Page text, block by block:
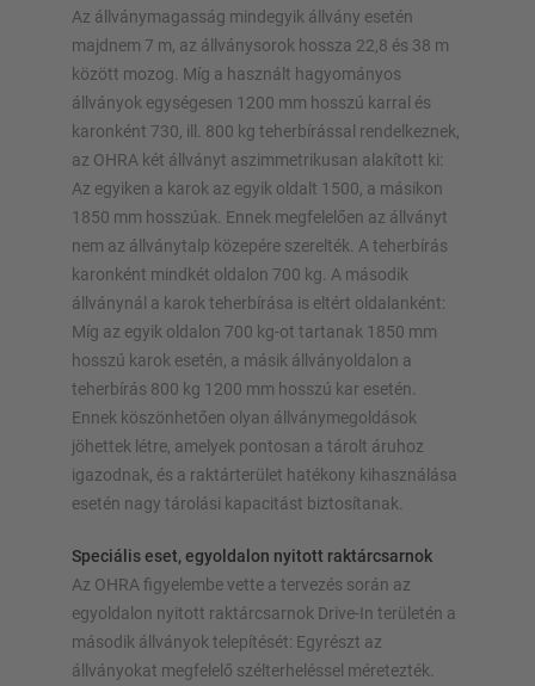
Az állványmagasság mindegyik állvány esetén
majdnem 7 m, az állványsorok hossza 22,8 és 38 m
között mozog. Míg a használt hagyományos
állványok egységesen 1200 mm hosszú karral és
karonként 730, ill. 800 kg teherbírással rendelkeznek,
az OHRA két állványt aszimmetrikusan alakított ki:
Az egyiken a karok az egyik oldalt 1500, a másikon
1850 mm hosszúak. Ennek megfelelően az állványt
nem az állványtalp közepére szerelték. A teherbírás
karonként mindkét oldalon 700 kg. A második
állványnál a karok teherbírása is eltért oldalanként:
Míg az egyik oldalon 700 kg-ot tartanak 1850 mm
hosszú karok esetén, a másik állványoldalon a
teherbírás 800 kg 1200 mm hosszú kar esetén.
Ennek köszönhetően olyan állványmegoldások
jöhettek létre, amelyek pontosan a tárolt áruhoz
igazodnak, és a raktárterület hatékony kihasználása
esetén nagy tárolási kapacitást biztosítanak.
Speciális eset, egyoldalon nyitott raktárcsarnok
Az OHRA figyelembe vette a tervezés során az
egyoldalon nyitott raktárcsarnok Drive-In területén a
második állványok telepítését: Egyrészt az
állványokat megfelelő szélterheléssel méretezték.